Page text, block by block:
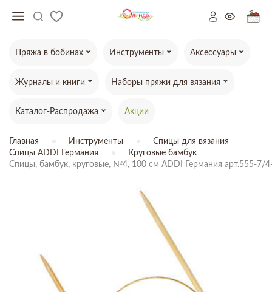
Пряжа в бобинах Инструменты Аксессуары
Журналы и книги Наборы пряжи для вязания
Каталог-Распродажа Акции
Главная Инструменты
Спицы для вязания
Спицы ADDI Германия
Круговые бамбук
Спицы, бамбук, круговые, №4, 100 см ADDI Германия арт.555-7/